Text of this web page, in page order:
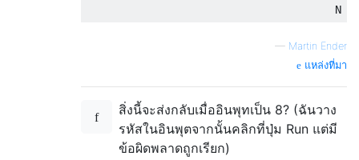
— Martin Ender
แหล่งที่มา
สิ่งนี้จะส่งกลับเมื่ออินพุทเป็น 8? (ฉันวาง
รหัสในอินพุตจากนั้นคลิกที่ปุ่ม Run แต่มี
ข้อผิดพลาดถูกเรียก)